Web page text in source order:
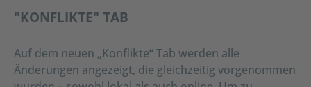
"KONFLIKTE" TAB
Auf dem neuen „Konflikte“ Tab werden alle
Änderungen angezeigt, die gleichzeitig vorgenommen